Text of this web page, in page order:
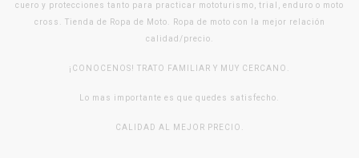
cuero y protecciones tanto para practicar mototurismo, trial, enduro o moto
cross. Tienda de Ropa de Moto. Ropa de moto con la mejor relación
calidad/precio.
¡CONOCENOS! TRATO FAMILIAR Y MUY CERCANO.
Lo mas importante es que quedes satisfecho.
CALIDAD AL MEJOR PRECIO.